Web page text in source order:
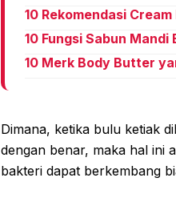
10 Rekomendasi
10 Fungsi Sabun
10 Merk Body Butter
Dimana, ketika bulu ketiak
dengan benar, maka hal ini
bakteri dapat berkembang